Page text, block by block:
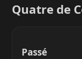
Quatre de
Passé